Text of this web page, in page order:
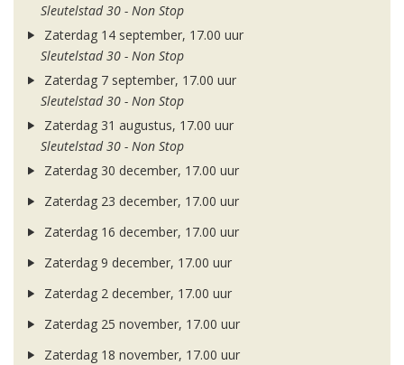
Sleutelstad 30 - Non Stop
Zaterdag 14 september, 17.00 uur
Sleutelstad 30 - Non Stop
Zaterdag 7 september, 17.00 uur
Sleutelstad 30 - Non Stop
Zaterdag 31 augustus, 17.00 uur
Sleutelstad 30 - Non Stop
Zaterdag 30 december, 17.00 uur
Zaterdag 23 december, 17.00 uur
Zaterdag 16 december, 17.00 uur
Zaterdag 9 december, 17.00 uur
Zaterdag 2 december, 17.00 uur
Zaterdag 25 november, 17.00 uur
Zaterdag 18 november, 17.00 uur